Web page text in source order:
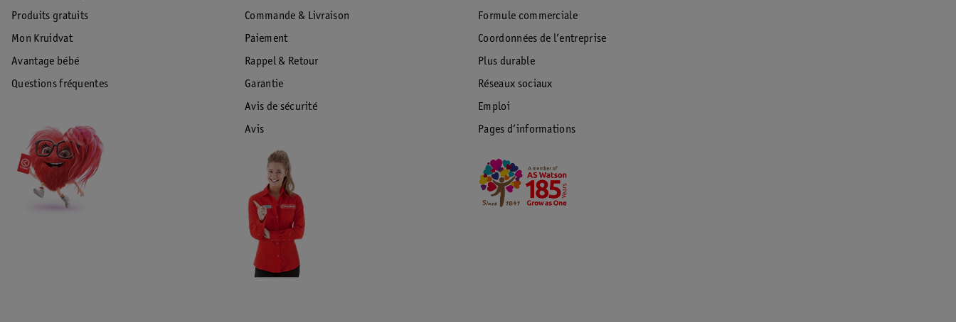
Produits gratuits
Mon Kruidvat
Avantage bébé
Questions fréquentes
Commande & Livraison
Paiement
Rappel & Retour
Garantie
Avis de sécurité
Avis
Formule commerciale
Coordonnées de l’entreprise
Plus durable
Réseaux sociaux
Emploi
Pages d’informations